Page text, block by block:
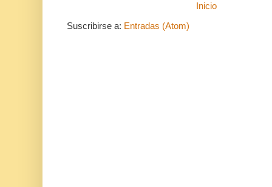
Inicio
Suscribirse a: Entradas (Atom)